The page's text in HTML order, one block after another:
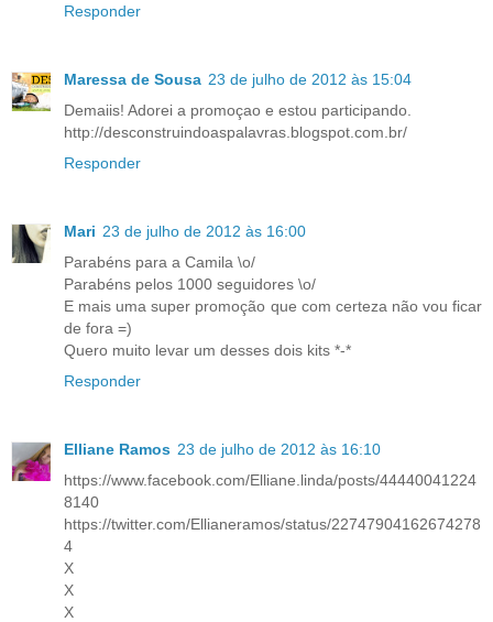
Responder
Maressa de Sousa 23 de julho de 2012 às 15:04
Demaiis! Adorei a promoçao e estou participando.
http://desconstruindoaspalavras.blogspot.com.br/
Responder
Mari 23 de julho de 2012 às 16:00
Parabéns para a Camila \o/
Parabéns pelos 1000 seguidores \o/
E mais uma super promoção que com certeza não vou ficar
de fora =)
Quero muito levar um desses dois kits *-*
Responder
Elliane Ramos 23 de julho de 2012 às 16:10
https://www.facebook.com/Elliane.linda/posts/44440041224
8140
https://twitter.com/Ellianeramos/status/22747904162674278
4
X
X
X